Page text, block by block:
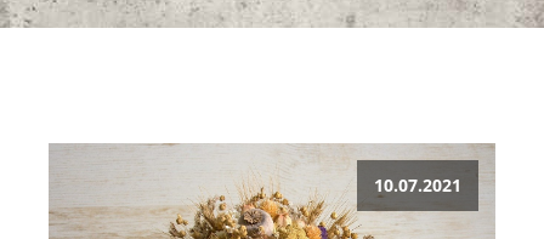
10.07.2021